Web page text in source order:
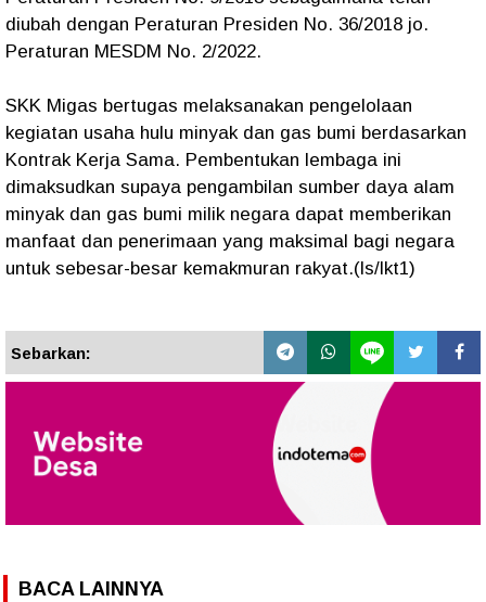
diubah dengan Peraturan Presiden No. 36/2018 jo.
Peraturan MESDM No. 2/2022.
SKK Migas bertugas melaksanakan pengelolaan
kegiatan usaha hulu minyak dan gas bumi berdasarkan
Kontrak Kerja Sama. Pembentukan lembaga ini
dimaksudkan supaya pengambilan sumber daya alam
minyak dan gas bumi milik negara dapat memberikan
manfaat dan penerimaan yang maksimal bagi negara
untuk sebesar-besar kemakmuran rakyat.(ls/lkt1)
Sebarkan:
BACA LAINNYA